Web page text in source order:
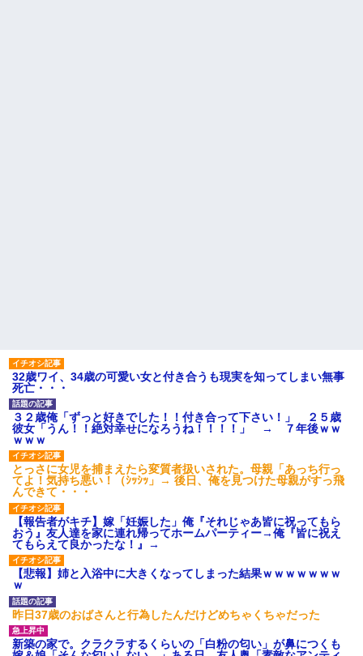
32歳ワイ、34歳の可愛い女と付き合うも現実を知ってしまい無事
死亡・・・
３２歳俺「ずっと好きでした！！付き合って下さい！」 ２５歳
彼女「うん！！絶対幸せになろうね！！！！」 → ７年後ｗｗ
ｗｗｗ
とっさに女児を捕まえたら変質者扱いされた。母親「あっち行っ
てよ！気持ち悪い！（ｼｯｼｯ」→ 後日、俺を見つけた母親がすっ飛
んできて・・・
【報告者がキチ】嫁「妊娠した」俺『それじゃあ皆に祝ってもら
おう』友人達を家に連れ帰ってホームパーティー→俺『皆に祝え
てもらえて良かったな！』→
【悲報】姉と入浴中に大きくなってしまった結果ｗｗｗｗｗｗｗ
ｗ
昨日37歳のおばさんと行為したんだけどめちゃくちゃだった
新築の家で。クラクラするくらいの「白粉の匂い」が鼻につくも